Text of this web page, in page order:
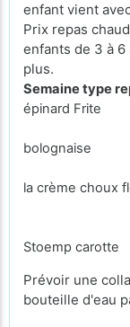
enfant vient
Prix repas
enfants de 3 à
plus.
Semaine type
épinard Frite
Mardi
bolognaise
la crème choux
Jeudi
Stoemp carotte
Prévoir une
bouteille d'eau